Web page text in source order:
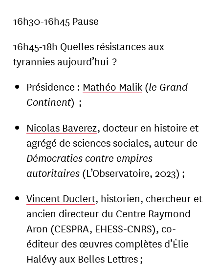
16h30-16h45 Pause
16h45-18h Quelles résistances aux
tyrannies aujourd’hui ?
Présidence : Mathéo Malik(le Grand
Continent) ;
Nicolas Baverez, ​​docteur en histoire et
agrégé de sciences sociales, auteur de
Démocraties contre empires
autoritaires(L’Observatoire, 2023) ;
Vincent Duclert, historien, chercheur et
ancien directeur du Centre Raymond
Aron (CESPRA, EHESS-CNRS), co-
éditeur des œuvres complètes d’Élie
Halévy aux Belles Lettres ;